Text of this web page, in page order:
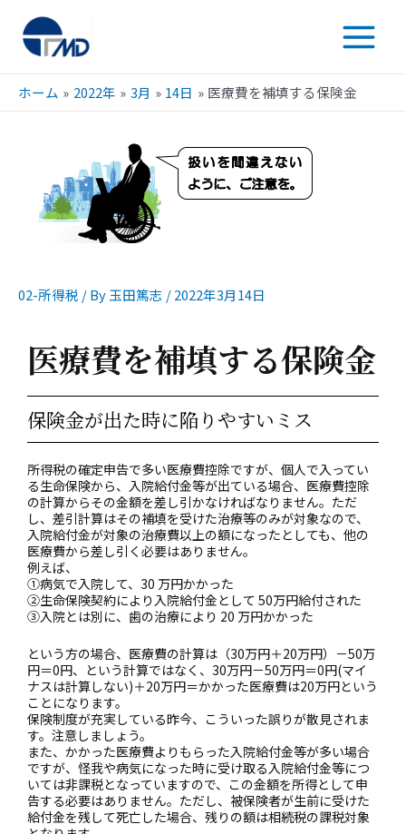
ホーム 2022年 3月 14日 医療費を補填する保険金
02-所得税 / By玉田篤志 /2022年3月14日
医療費を補填する保険金
保険金が出た時に陥りやすいミス
所得税の確定申告で多い医療費控除ですが、個人で入ってい
る生命保険から、入院給付金等が出ている場合、医療費控除
の計算からその金額を差し引かなければなりません。ただ
し、差引計算はその補填を受けた治療等のみが対象なので、
入院給付金が対象の治療費以上の額になったとしても、他の
医療費から差し引く必要はありません。
例えば、
①病気で入院して、30 万円かかった
②生命保険契約により入院給付金として 50万円給付された
③入院とは別に、歯の治療により 20 万円かかった
という方の場合、医療費の計算は（30万円＋20万円）－50万
円＝0円、という計算ではなく、30万円－50万円＝0円(マイ
ナスは計算しない)＋20万円＝かかった医療費は20万円という
ことになります。
保険制度が充実している昨今、こういった誤りが散見されま
す。注意しましょう。
また、かかった医療費よりもらった入院給付金等が多い場合
ですが、怪我や病気になった時に受け取る入院給付金等につ
いては非課税となっていますので、この金額を所得として申
告する必要はありません。ただし、被保険者が生前に受けた
給付金を残して死亡した場合、残りの額は相続税の課税対象